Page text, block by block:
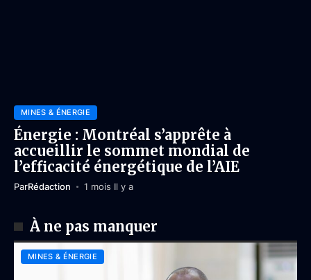
MINES & ÉNERGIE
Énergie : Montréal s’apprête à
accueillir le sommet mondial de
l’efficacité énergétique de l’AIE
ParRédaction 1 mois Il y a
À ne pas manquer
MINES & ÉNERGIE